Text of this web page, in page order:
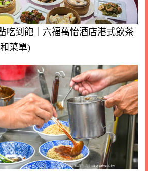
吃到飽｜六福萬怡酒店港式飲茶
菜單)